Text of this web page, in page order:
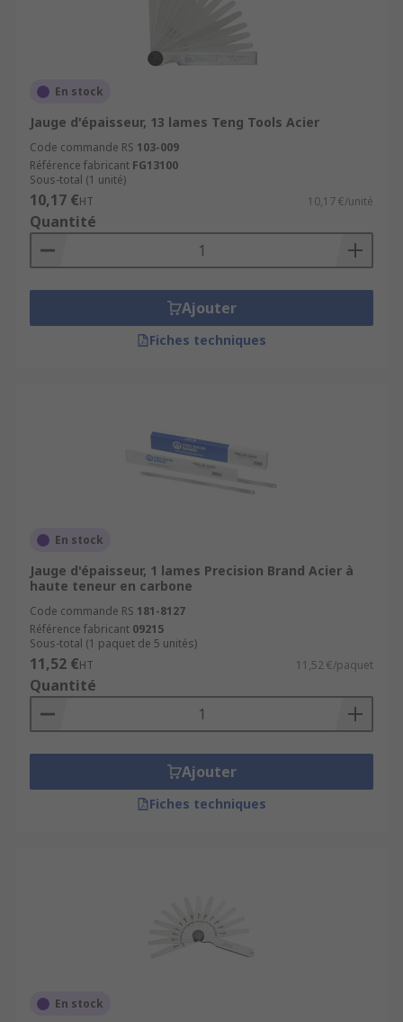
En stock
Jauge d'épaisseur, 13 lames Teng Tools Acier
Code commande RS 103-009
Référence fabricant FG13100
Sous-total (1 unité)
10,17 €HT 10,17 €/unité
Quantité
Ajouter
Fiches techniques
En stock
Jauge d'épaisseur, 1 lames Precision Brand Acier à
haute teneur en carbone
Code commande RS 181-8127
Référence fabricant 09215
Sous-total (1 paquet de 5 unités)
11,52 €HT 11,52 €/paquet
Quantité
Ajouter
Fiches techniques
En stock